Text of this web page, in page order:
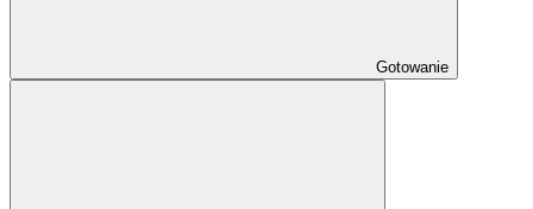
Gotowanie